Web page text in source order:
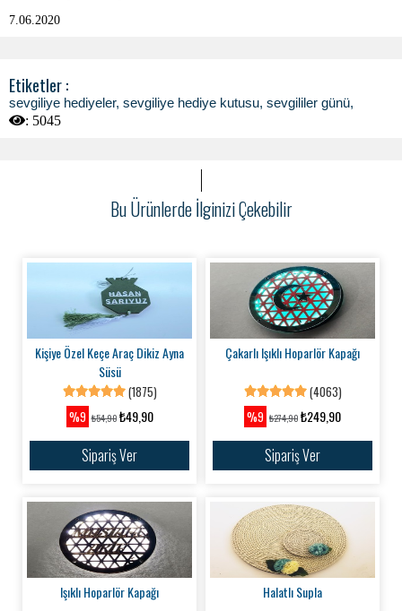
7.06.2020
Etiketler :
sevgiliye hediyeler, sevgiliye hediye kutusu, sevgililer günü,
: 5045
Bu Ürünlerde İlginizi Çekebilir
Kişiye Özel Keçe Araç Dikiz Ayna
Süsü
(1875)
%9 ₺54,90₺49,90
Sipariş Ver
Çakarlı Işıklı Hoparlör Kapağı
(4063)
%9 ₺274,90 ₺249,90
Sipariş Ver
Işıklı Hoparlör Kapağı Halatlı Supla